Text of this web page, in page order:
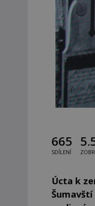
665
SDÍLENÍ
Úcta k